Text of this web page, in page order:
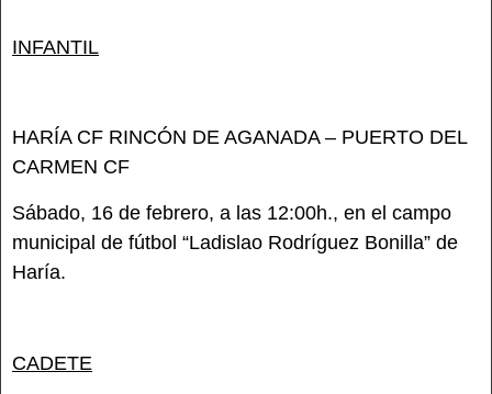
INFANTIL
HARÍA CF RINCÓN DE AGANADA – PUERTO DEL
CARMEN CF
Sábado, 16 de febrero, a las 12:00h., en el campo
municipal de fútbol “Ladislao Rodríguez Bonilla” de
Haría.
CADETE